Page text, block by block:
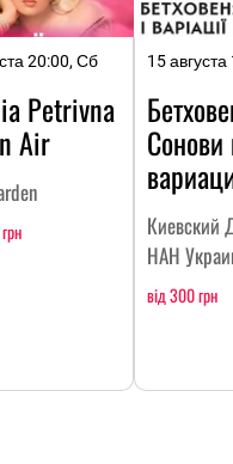
20:00, Сб
Petrivna
Air
15
Сонови
Киевский
НАН
від 300 грн